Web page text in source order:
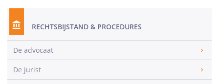
RECHTSBIJSTAND & PROCEDURES
De advocaat
De jurist